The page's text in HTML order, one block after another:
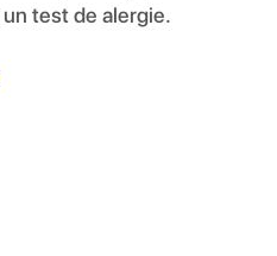
test de alergie.